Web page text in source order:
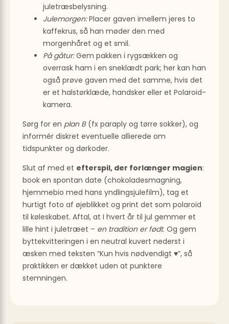
juletræsbelysning.
Julemorgen:Placer gaven imellem jeres to
kaffekrus, så han møder den med
morgenhåret og et smil.
På gåtur:Gem pakken i rygsækken og
overrask ham i en sneklædt park; her kan han
også prøve gaven med det samme, hvis det
er et halstørklæde, handsker eller et Polaroid-
kamera.
Sørg for en plan B(fx paraply og tørre sokker), og
informér diskret eventuelle allierede om
tidspunkter og dørkoder.
Slut af med et efterspil, der forlænger magien:
book en spontan date (chokolade­smagning,
hjemmebio med hans yndlings­julefilm), tag et
hurtigt foto af øjeblikket og print det som polaroid
til køleskabet. Aftal, at I hvert år til jul gemmer et
lille hint i juletræet – en tradition er født. Og gem
bytte­kvitteringen i en neutral kuvert nederst i
æsken med teksten “Kun hvis nødvendigt ♥”, så
praktikken er dækket uden at punktere
stemningen.